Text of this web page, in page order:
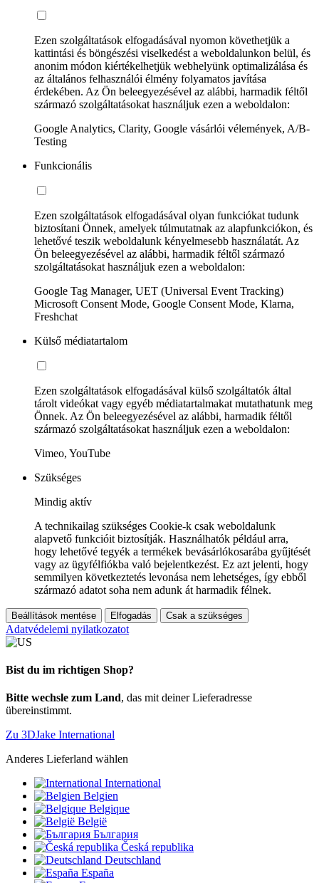
Ezen szolgáltatások elfogadásával nyomon követhetjük a
kattintási és böngészési viselkedést a weboldalunkon belül, és
anonim módon kiértékelhetjük webhelyünk optimalizálása és
az általános felhasználói élmény folyamatos javítása
érdekében. Az Ön beleegyezésével az alábbi, harmadik féltől
származó szolgáltatásokat használjuk ezen a weboldalon:
Google Analytics, Clarity, Google vásárlói vélemények, A/B-
Testing
Funkcionális
Ezen szolgáltatások elfogadásával olyan funkciókat tudunk
biztosítani Önnek, amelyek túlmutatnak az alapfunkciókon, és
lehetővé teszik weboldalunk kényelmesebb használatát. Az
Ön beleegyezésével az alábbi, harmadik féltől származó
szolgáltatásokat használjuk ezen a weboldalon:
Google Tag Manager, UET (Universal Event Tracking)
Microsoft Consent Mode, Google Consent Mode, Klarna,
Freshchat
Külső médiatartalom
Ezen szolgáltatások elfogadásával külső szolgáltatók által
tárolt videókat vagy egyéb médiatartalmakat mutathatunk meg
Önnek. Az Ön beleegyezésével az alábbi, harmadik féltől
származó szolgáltatásokat használjuk ezen a weboldalon:
Vimeo, YouTube
Szükséges
Mindig aktív
A technikailag szükséges Cookie-k csak weboldalunk
alapvető funkcióit biztosítják. Használhatók például arra,
hogy lehetővé tegyék a termékek bevásárlókosarába gyűjtését
vagy az ügyfélfiókba való bejelentkezést. Ez azt jelenti, hogy
semmilyen következtetés levonása nem lehetséges, így ebből
származó adatot soha nem adunk át harmadik félnek.
Beállítások mentése Elfogadás Csak a szükséges
Adatvédelemi nyilatkozatot
Bist du im richtigen Shop?
Bitte wechsle zum Land, das mit deiner Lieferadresse
übereinstimmt.
Zu 3DJake International
Anderes Lieferland wählen
International
Belgien
Belgique
België
България
Česká republika
Deutschland
España